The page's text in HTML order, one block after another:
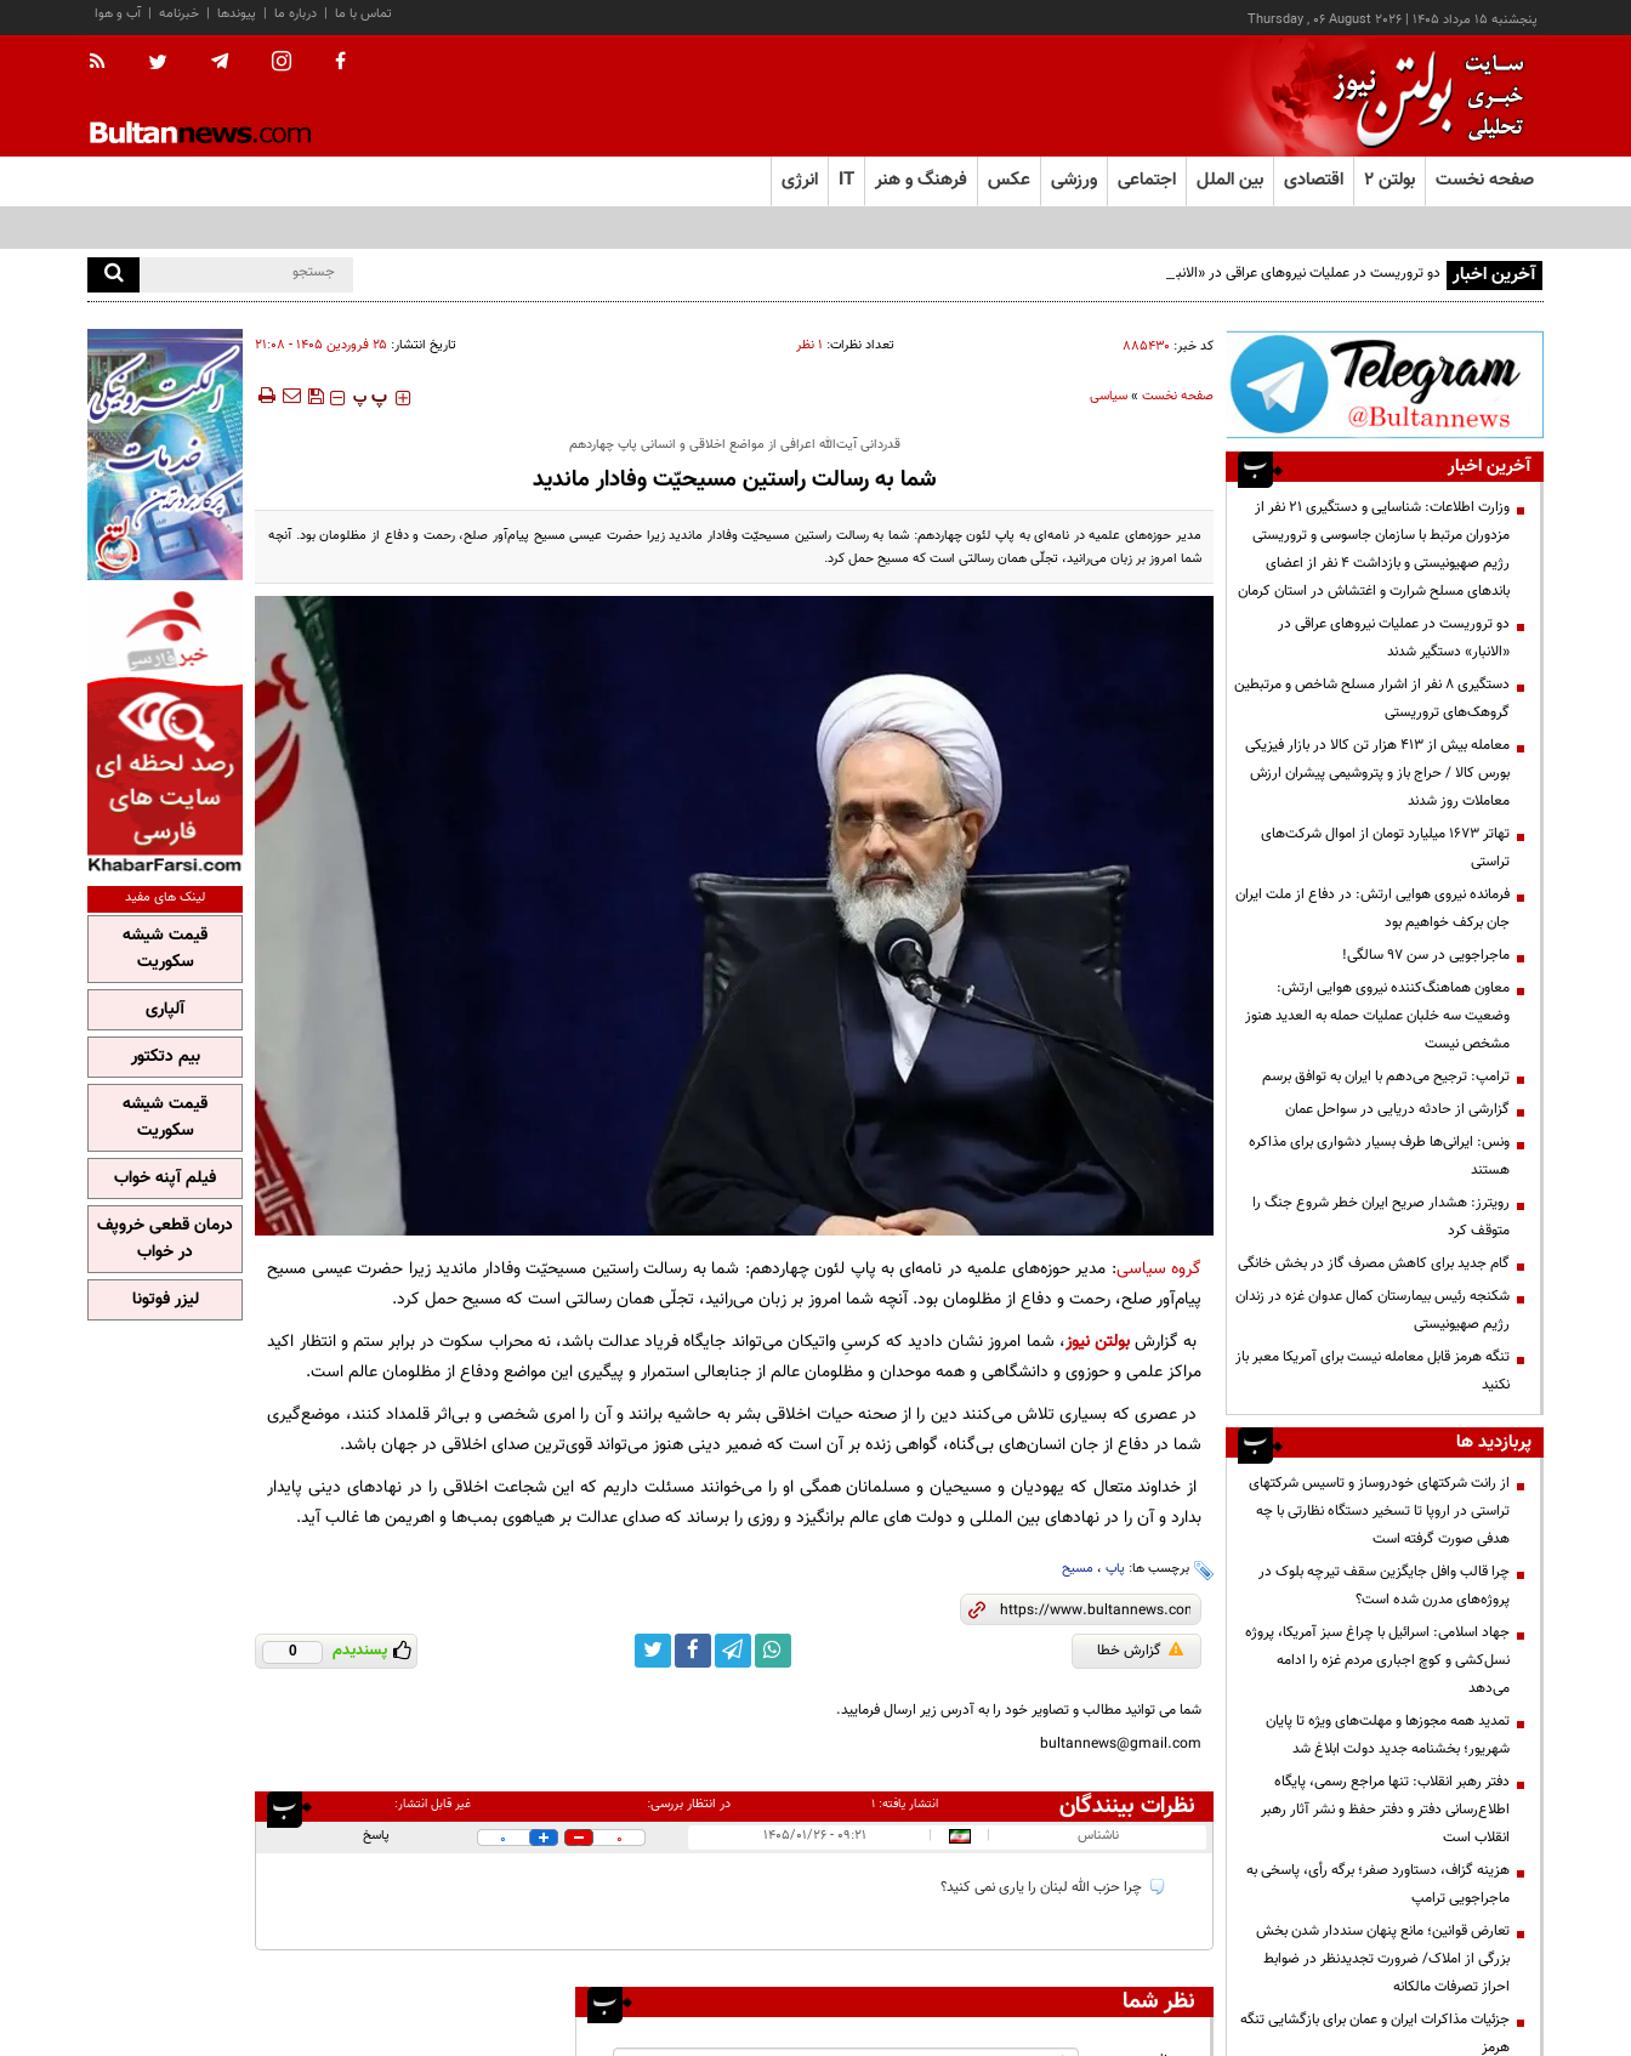
پنجشنبه ۱۵ مرداد ۱۴۰۵ |
Thursday , 06 August 2026 آب و هوا | خبرنامه | پیوندها | درباره ما | تماس با ما
صفحه نخست بولتن ۲ اقتصادی بین الملل اجتماعی ورزشی عکس فرهنگ و هنر IT انرژی
آخرین اخبار دو تروریست در عملیات نیروهای عراقی در «الانبار» دستگیر شدند
کد خبر: ۸۸۵۴۳۰ تعداد نظرات: ۱ نظر تاریخ انتشار: ۲۵ فروردين ۱۴۰۵ - ۲۱:۰۸
صفحه نخست»سیاسی ‍‍‍ پ پ
قدردانی آیت‌الله اعرافی از مواضع اخلاقی و انسانی پاپ چهاردهم‌
شما به رسالت راستین مسیحیّت وفادار ماندید
مدیر حوزه‌های علمیه در ‌نامه‌ای ‌به پاپ لئون چهاردهم: ‌شما به رسالت راستین مسیحیّت وفادار ماندید زیرا حضرت عیسی مسیح ‌پیام‌آور صلح، رحمت و دفاع از مظلومان بود. آنچه
شما امروز بر زبان می‌رانید، تجلّی همان رسالتی است که مسیح‌ حمل کرد.
گروه سیاسی: مدیر حوزه‌های علمیه در ‌نامه‌ای ‌به پاپ لئون چهاردهم: ‌شما به رسالت راستین مسیحیّت وفادار ماندید زیرا حضرت عیسی مسیح
‌پیام‌آور صلح، رحمت و دفاع از مظلومان بود. آنچه شما امروز بر زبان می‌رانید، تجلّی همان رسالتی است که مسیح‌ حمل کرد.
به گزارشبولتن نیوز، شما امروز نشان دادید که کرسیِ واتیکان می‌تواند جایگاه فریاد عدالت باشد، نه محراب سکوت در برابر ستم و انتظار اکید
مراکز علمی و حوزوی و دانشگاهی و همه موحدان و مظلومان عالم از جنابعالی استمرار و پیگیری این مواضع ودفاع از مظلومان عالم است.
در عصری که بسیاری تلاش می‌کنند دین را از صحنه‌‌ حیات اخلاقی بشر به حاشیه برانند و آن را امری شخصی و بی‌اثر قلمداد کنند، موضع‌گیری
شما در دفاع از جان انسان‌های بی‌گناه، گواهی زنده بر آن است که ضمیر دینی هنوز می‌تواند قوی‌ترین صدای اخلاقی در جهان باشد.‌
از خداوند متعال که یهودیان و مسیحیان و مسلمانان همگی او را می‌خوانند مسئلت داریم که این شجاعت اخلاقی را در نهادهای دینی پایدار
بدارد و آن را در نهادهای بین المللی و دولت های عالم برانگیزد و روزی را برساند که صدای عدالت بر هیاهوی بمب‌ها و اهریمن ها غالب آید.
برچسب ها: پاپ، مسیح
گزارش خطا پسندیدم 0
شما می توانید مطالب و تصاویر خود را به آدرس زیر ارسال فرمایید.
bultannews@gmail.com
نظرات بینندگان انتشار یافته:۱ در انتظار بررسی: غیر قابل انتشار:
ناشناس |
| ۰۹:۲۱ - ۱۴۰۵/۰۱/۲۶ 0
0 پاسخ
چرا حزب الله لبنان را یاری نمی کنید؟
نظر شما
آخرین اخبار
وزارت اطلاعات: شناسایی و دستگیری ۲۱ نفر از
مزدوران مرتبط با سازمان جاسوسی و تروریستی
رژیم صهیونیستی و بازداشت ۴ نفر از اعضای
باندهای مسلح شرارت و اغتشاش در استان کرمان
دو تروریست در عملیات نیروهای عراقی در
«الانبار» دستگیر شدند
دستگیری ۸ نفر از اشرار مسلح شاخص و مرتبطین
گروهک‌های تروریستی
معامله بیش از ۴۱۳ هزار تن کالا در بازار فیزیکی
بورس کالا / حراج باز و پتروشیمی پیشران ارزش
معاملات روز شدند
تهاتر ۱۶۷۳ میلیارد تومان از اموال شرکت‌های
تراستی
فرمانده نیروی هوایی ارتش: در دفاع از ملت ایران
جان برکف خواهیم بود
ماجراجویی در سن ۹۷ سالگی!
معاون هماهنگ‌کننده نیروی هوایی ارتش:
وضعیت سه خلبان عملیات حمله به العدید هنوز
مشخص نیست
ترامپ: ترجیح می‌دهم با ایران به توافق برسم
گزارشی از حادثه دریایی در سواحل عمان
ونس: ایرانی‌ها طرف بسیار دشواری برای مذاکره
هستند
رویترز: هشدار صریح ایران خطر شروع جنگ را
متوقف کرد
گام جدید برای کاهش مصرف گاز در بخش خانگی
شکنجه رئیس بیمارستان کمال عدوان غزه در زندان
رژیم صهیونیستی
تنگه هرمز قابل معامله نیست برای آمریکا معبر باز
نکنید
پربازدید ها
از رانت‌ شرکتهای خودروساز و تاسیس شرکتهای
تراستی در اروپا تا تسخیر دستگاه نظارتی با چه
هدفی صورت گرفته است
چرا قالب وافل جایگزین سقف تیرچه بلوک در
پروژه‌های مدرن شده است؟
جهاد اسلامی: اسرائیل با چراغ سبز آمریکا، پروژه
نسل‌کشی و کوچ اجباری مردم غزه را ادامه
می‌دهد
تمدید همه مجوزها و مهلت‌های ویژه تا پایان
شهریور؛ بخشنامه جدید دولت ابلاغ شد
دفتر رهبر انقلاب: تنها مراجع رسمی، پایگاه
اطلاع‌رسانی دفتر و دفتر حفظ و نشر آثار رهبر
انقلاب است
هزینه گزاف، دستاورد صفر؛ برگه رأی، پاسخی به
ماجراجویی ترامپ
تعارض قوانین؛ مانع پنهان سنددار شدن بخش
بزرگی از املاک/ ضرورت تجدیدنظر در ضوابط
احراز تصرفات مالکانه
جزئیات مذاکرات ایران و عمان برای بازگشایی تنگه
هرمز
لینک های مفید
قیمت شیشه
سکوریت
آلپاری
بیم دتکتور
قیمت شیشه
سکوریت
فیلم آپنه خواب
درمان قطعی خروپف
در خواب
لیزر فوتونا